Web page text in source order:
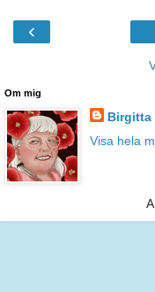
‹
Om mig
Birgitta
Visa hela